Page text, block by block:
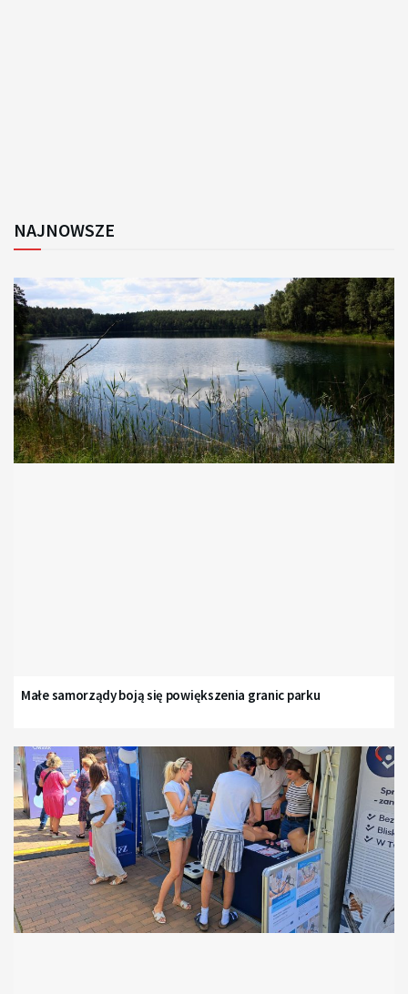
NAJNOWSZE
Małe samorządy boją się powiększenia granic parku